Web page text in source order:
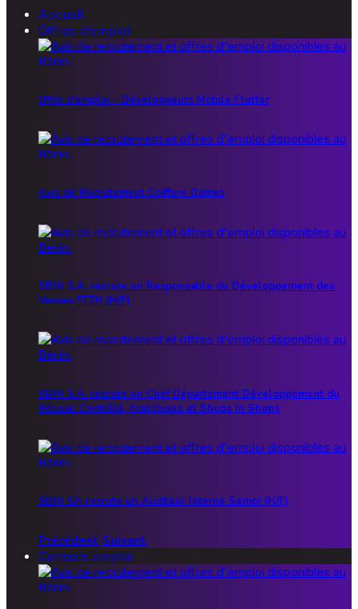
Accueil
Offres d’emploi
Offre d’emploi – Développeurs Mobile Flutter
Avis de Recrutement Coiffure Dames
SBIN S.A. recrute un Responsable du Développement des
Ventes FTTH (H/F)
SBIN S.A. recrute un Chef Département Développement du
Réseau Contrôlé, Franchises et Shops In Shops
SBIN SA recrute un Auditeur Interne Senior (H/F)
Précédent Suivant
Conseils emploi